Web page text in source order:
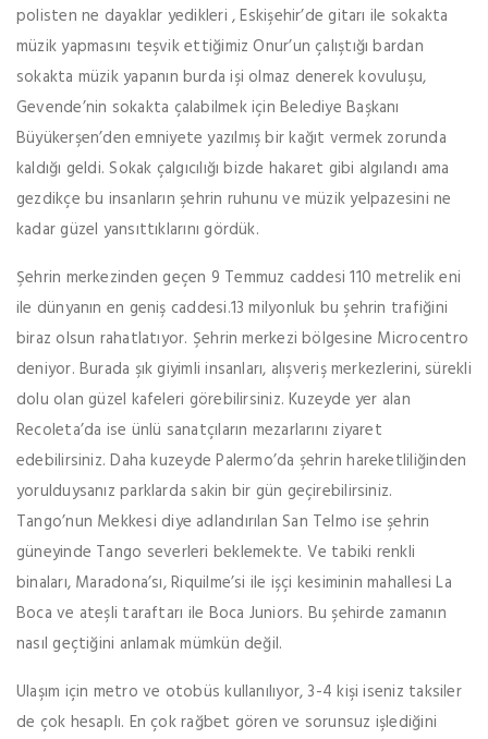
polisten ne dayaklar yedikleri , Eskişehir’de gitarı ile sokakta
müzik yapmasını teşvik ettiğimiz Onur’un çalıştığı bardan
sokakta müzik yapanın burda işi olmaz denerek kovuluşu,
Gevende’nin sokakta çalabilmek için Belediye Başkanı
Büyükerşen’den emniyete yazılmış bir kağıt vermek zorunda
kaldığı geldi. Sokak çalgıcılığı bizde hakaret gibi algılandı ama
gezdikçe bu insanların şehrin ruhunu ve müzik yelpazesini ne
kadar güzel yansıttıklarını gördük.
Şehrin merkezinden geçen 9 Temmuz caddesi 110 metrelik eni
ile dünyanın en geniş caddesi.13 milyonluk bu şehrin trafiğini
biraz olsun rahatlatıyor. Şehrin merkezi bölgesine Microcentro
deniyor. Burada şık giyimli insanları, alışveriş merkezlerini, sürekli
dolu olan güzel kafeleri görebilirsiniz. Kuzeyde yer alan
Recoleta’da ise ünlü sanatçıların mezarlarını ziyaret
edebilirsiniz. Daha kuzeyde Palermo’da şehrin hareketliliğinden
yorulduysanız parklarda sakin bir gün geçirebilirsiniz.
Tango’nun Mekkesi diye adlandırılan San Telmo ise şehrin
güneyinde Tango severleri beklemekte. Ve tabiki renkli
binaları, Maradona’sı, Riquilme’si ile işçi kesiminin mahallesi La
Boca ve ateşli taraftarı ile Boca Juniors. Bu şehirde zamanın
nasıl geçtiğini anlamak mümkün değil.
Ulaşım için metro ve otobüs kullanılıyor, 3-4 kişi iseniz taksiler
de çok hesaplı. En çok rağbet gören ve sorunsuz işlediğini